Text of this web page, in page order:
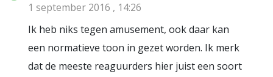
1 september 2016 , 14:26
Ik heb niks tegen amusement, ook daar kan
een normatieve toon in gezet worden. Ik merk
dat de meeste reaguurders hier juist een soort